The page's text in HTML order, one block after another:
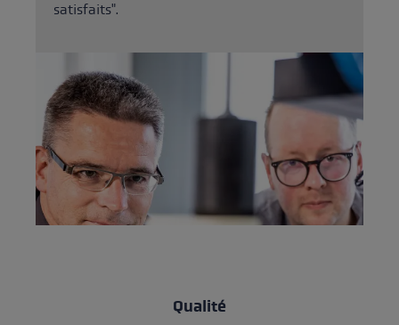
satisfaits".
Qualité